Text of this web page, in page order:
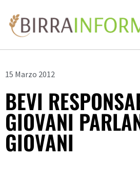
15 Marzo 2012
BEVI
GIOVANI
GIOVANI